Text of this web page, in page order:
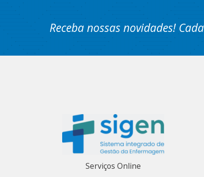
Receba nossas novidades!
Serviços Online